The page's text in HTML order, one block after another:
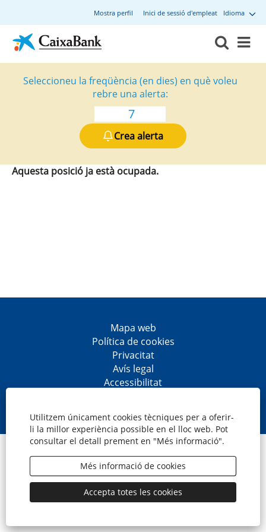
Utilitzem únicament cookies tècniques per a oferir-
li la millor experiència possible en el lloc web. Pot
consultar el detall prement en "Més informació".
Més informació de cookies
Accepta totes les cookies
Idioma
Mostra perfil Inici de sessió d'empleat
Seleccioneu la freqüència (en dies) en què voleu
rebre una alerta:
Crea alerta
Aquesta posició ja està ocupada.
Mapa web
Política de cookies
Privacitat
Avís legal
Accessibilitat
o
b
r
e
n
u
n
a
p
t
o
b
r
e
n
u
n
a
p
t
o
b
r
e
n
u
n
a
p
t
o
b
r
e
n
u
n
a
p
t
© CaixaBank, S.A.